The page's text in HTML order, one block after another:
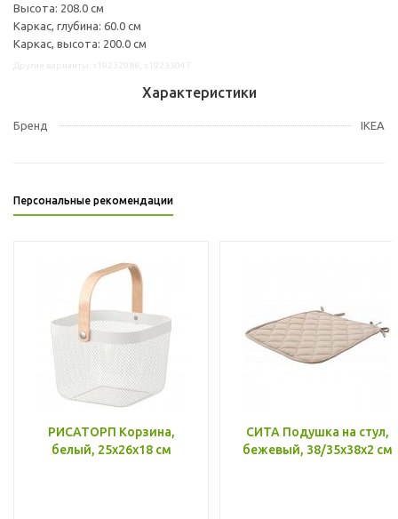
Высота: 208.0 см
Каркас, глубина: 60.0 см
Каркас, высота: 200.0 см
Характеристики
Бренд IKEA
Персональные рекомендации
РИСАТОРП Корзина,
белый, 25x26x18 см
СИТА Подушка на стул,
бежевый, 38/35x38x2 см